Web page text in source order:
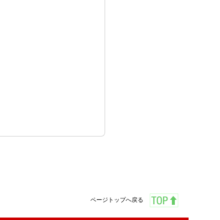
ページトップへ戻る